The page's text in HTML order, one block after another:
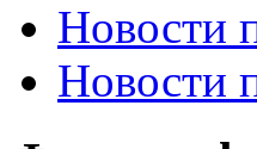
Новости
Новости